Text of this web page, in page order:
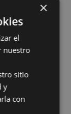
No solo
la
×
el
nuestro
sitio
y
con